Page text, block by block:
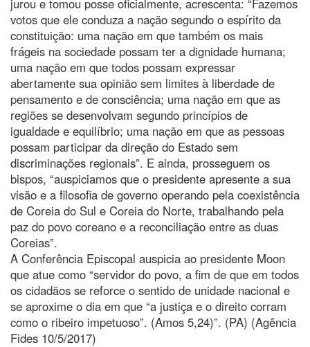
jurou e tomou posse oficialmente, acrescenta: “Fazemos
votos que ele conduza a nação segundo o espírito da
constituição: uma nação em que também os mais
frágeis na sociedade possam ter a dignidade humana;
uma nação em que todos possam expressar
abertamente sua opinião sem limites à liberdade de
pensamento e de consciência; uma nação em que as
regiões se desenvolvam segundo princípios de
igualdade e equilíbrio; uma nação em que as pessoas
possam participar da direção do Estado sem
discriminações regionais”. E ainda, prosseguem os
bispos, “auspiciamos que o presidente apresente a sua
visão e a filosofia de governo operando pela coexistência
de Coreia do Sul e Coreia do Norte, trabalhando pela
paz do povo coreano e a reconciliação entre as duas
Coreias”.
A Conferência Episcopal auspicia ao presidente Moon
que atue como “servidor do povo, a fim de que em todos
os cidadãos se reforce o sentido de unidade nacional e
se aproxime o dia em que “a justiça e o direito corram
como o ribeiro impetuoso”. (Amos 5,24)”. (PA) (Agência
Fides 10/5/2017)